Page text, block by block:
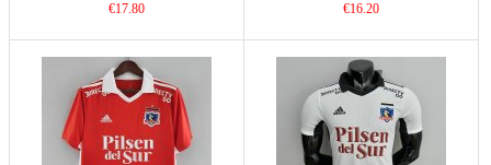
€17.80
€16.20